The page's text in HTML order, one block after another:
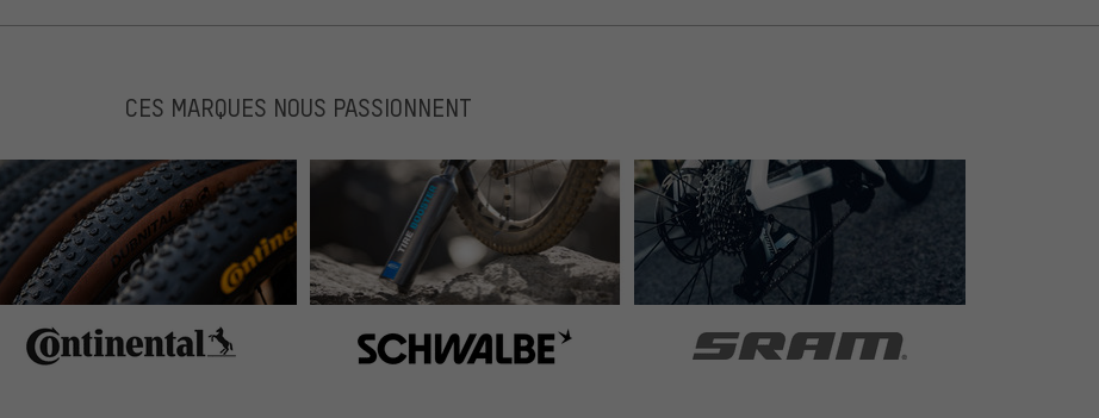
CES MARQUES NOUS PASSIONNENT